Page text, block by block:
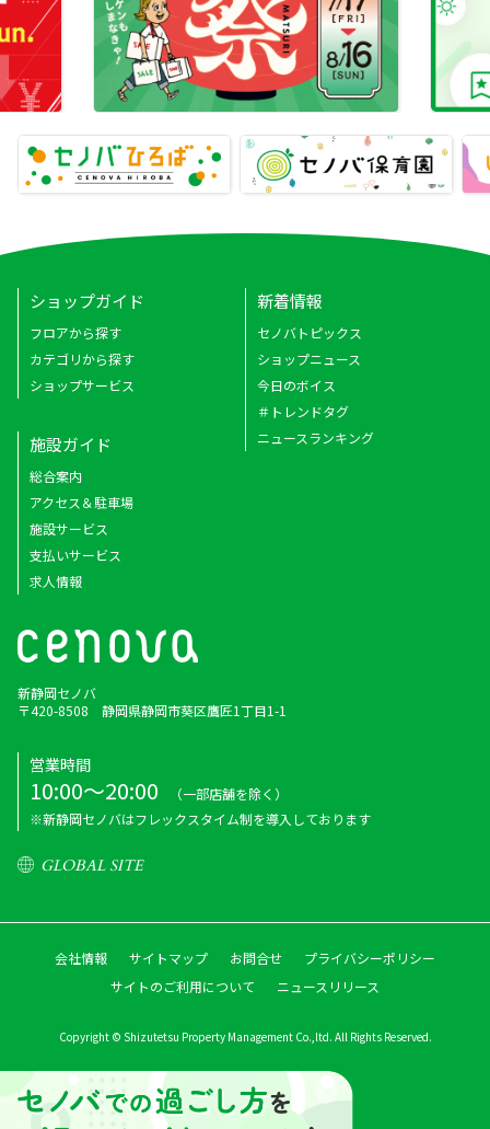
ショップガイド
フロアから探す
カテゴリから探す
ショップサービス
新着情報
セノバトピックス
ショップニュース
今日のボイス
＃トレンドタグ
ニュースランキング
施設ガイド
総合案内
アクセス＆駐車場
施設サービス
支払いサービス
求人情報
新静岡セノバ
〒420-8508 静岡県静岡市葵区鷹匠1丁目1-1
営業時間
10:00～20:00
（一部店舗を除く）
※新静岡セノバはフレックスタイム制を導入しております
GLOBAL SITE
会社情報 サイトマップ お問合せ
プライバシーポリシー
サイトのご利用について
ニュースリリース
Copyright © Shizutetsu Property Management Co.,ltd. All Rights Reserved.